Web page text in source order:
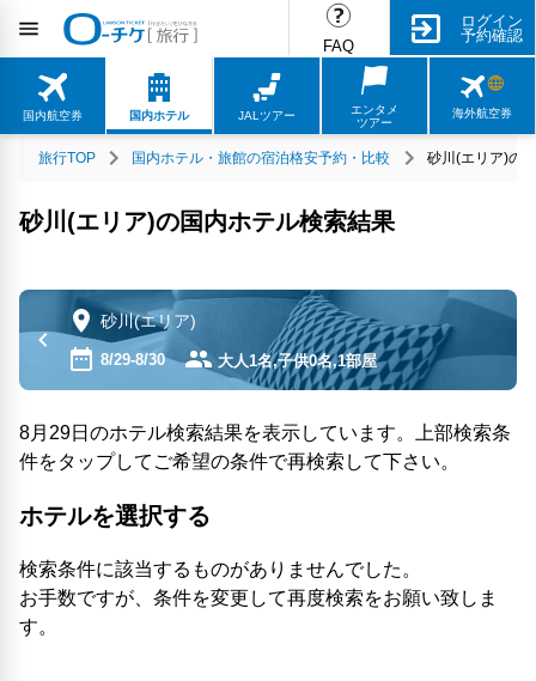
FAQ
ログイン
予約確認
国内航空券 国内ホテル JALツアー
エンタメ
ツアー
海外航空券
旅行TOP 国内ホテル・旅館の宿泊格安予約・比較 砂川(エリア)の
砂川(エリア)の国内ホテル検索結果
砂川(エリア)
8/29-8/30 大人1名,子供0名,1部屋
8月29日のホテル検索結果を表示しています。上部検索条
件をタップしてご希望の条件で再検索して下さい。
ホテルを選択する
検索条件に該当するものがありませんでした。
お手数ですが、条件を変更して再度検索をお願い致しま
す。